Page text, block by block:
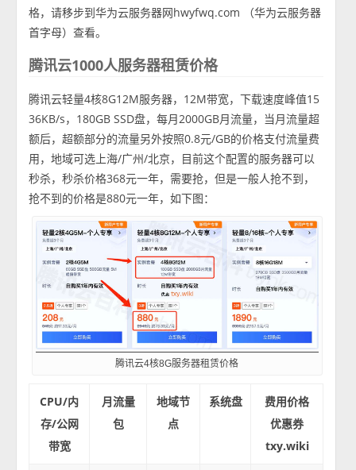
格，请移步到华为云服务器网hwyfwq.com （华为云服务器
首字母）查看。
腾讯云1000人服务器租赁价格
腾讯云轻量4核8G12M服务器，12M带宽，下载速度峰值15
36KB/s，180GB SSD盘，每月2000GB月流量，当月流量超
额后，超额部分的流量另外按照0.8元/GB的价格支付流量费
用，地域可选上海/广州/北京，目前这个配置的服务器可以
秒杀，秒杀价格368元一年，需要抢，但是一般人抢不到，
抢不到的价格是880元一年，如下图：
腾讯云4核8G服务器租赁价格
CPU/内
存/公网
带宽
月流量
包
地域节
点
系统盘
费用价格
优惠券
txy.wiki